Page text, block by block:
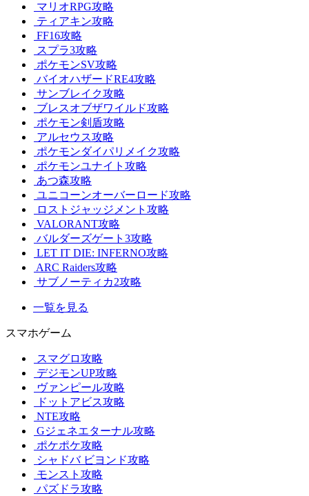
マリオRPG攻略
ティアキン攻略
FF16攻略
スプラ3攻略
ポケモンSV攻略
バイオハザードRE4攻略
サンブレイク攻略
ブレスオブザワイルド攻略
ポケモン剣盾攻略
アルセウス攻略
ポケモンダイパリメイク攻略
ポケモンユナイト攻略
あつ森攻略
ユニコーンオーバーロード攻略
ロストジャッジメント攻略
VALORANT攻略
バルダーズゲート3攻略
LET IT DIE: INFERNO攻略
ARC Raiders攻略
サブノーティカ2攻略
一覧を見る
スマホゲーム
スマグロ攻略
デジモンUP攻略
ヴァンピール攻略
ドットアビス攻略
NTE攻略
Gジェネエターナル攻略
ポケポケ攻略
シャドバ ビヨンド攻略
モンスト攻略
パズドラ攻略